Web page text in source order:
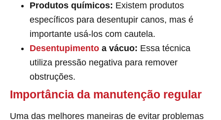
Produtos químicos: Existem produtos
específicos para desentupir canos, mas é
importante usá-los com cautela.
Desentupimento a vácuo: Essa técnica
utiliza pressão negativa para remover
obstruções.
Importância da manutenção regular
Uma das melhores maneiras de evitar problemas